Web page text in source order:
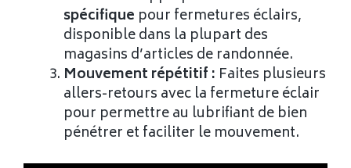
spécifique pour fermetures éclairs,
disponible dans la plupart des
magasins d’articles de randonnée.
Mouvement répétitif : Faites plusieurs
allers-retours avec la fermeture éclair
pour permettre au lubrifiant de bien
pénétrer et faciliter le mouvement.